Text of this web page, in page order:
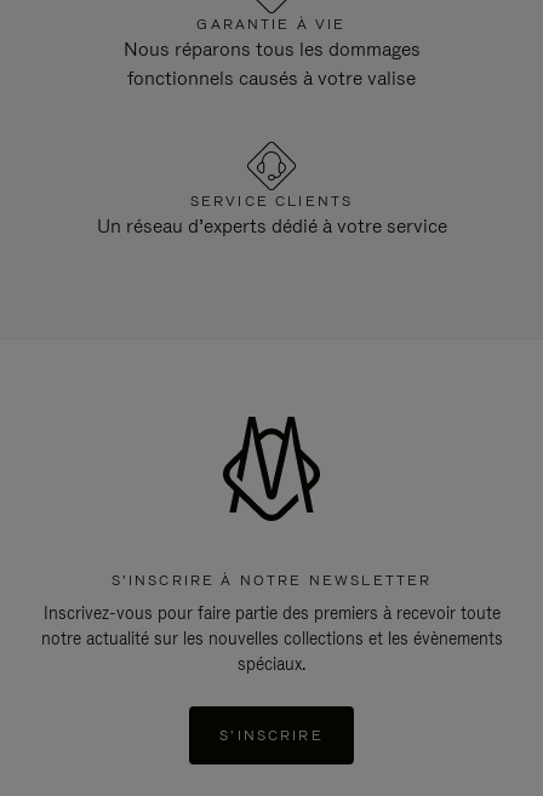
GARANTIE À VIE
Nous réparons tous les dommages
fonctionnels causés à votre valise
SERVICE CLIENTS
Un réseau d’experts dédié à votre service
S'INSCRIRE À NOTRE NEWSLETTER
Inscrivez-vous pour faire partie des premiers à recevoir toute
notre actualité sur les nouvelles collections et les évènements
spéciaux.
S'INSCRIRE